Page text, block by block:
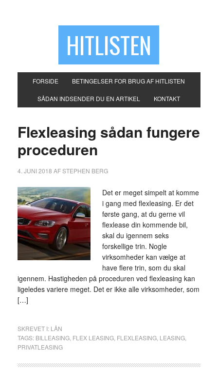
HITLISTEN
FORSIDE BETINGELSER FOR BRUG AF HITLISTEN
SÅDAN INDSENDER DU EN ARTIKEL KONTAKT
Flexleasing sådan fungere
proceduren
4. JUNI 2018 AFSTEPHEN BERG
Det er meget simpelt at komme
i gang med flexleasing. Er det
første gang, at du gerne vil
flexlease din kommende bil,
skal du igennem seks
forskellige trin. Nogle
virksomheder kan vælge at
have flere trin, som du skal
igennem. Hastigheden på proceduren ved flexleasing kan
ligeledes variere meget. Det er ikke alle virksomheder, som
[…]
SKREVET I: LÅN
TAGS: BILLEASING, FLEX LEASING, FLEXLEASING, LEASING,
PRIVATLEASING